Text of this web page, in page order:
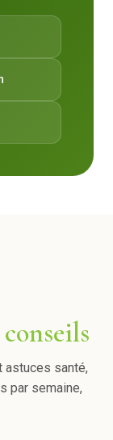
astuces santé,
par semaine,